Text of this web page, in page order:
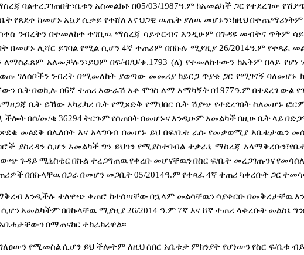
ባልተረጋገጠበት፣ቤቱን አስመልክቶ በ05/03/1987ዓ.ም ከአመልካች ጋር የተደረገው
የጸደቀ ከመሆኑ አኳያ ሲታይ የተሸለ እና ህጋዊ ዉጤት ያለዉ መሆኑን፣ከዚህ በተጨማሪነትም
ንብረትን በተመለከተ ተገቢዉ ማስረጃ ሳይቀርብና እንዲሁም በጉዳዩ መብትና ጥቅም
በመሆኑ ሊሻር ይገባል የሚል ሲሆን 4ኛ ተጠሪም በበኩሉ ሚያዚያ 26/2014ዓ.ም የተጻፈ
ለማስፈጸም አለመቻሉን፣ይህም በፍ/ብ/ህ/ቁ.1793 (ለ) የተመለከተውን ከአቅም በላይ የሆነ
ገለሰቦችን ንብረት በሚመለከት ያወጣው መመሪያ ከይርጋ ጥያቄ ጋር የሚገናኝ ባለመሆኑ
ቤት በወኪሉ በ6ኛ ተጠሪ አውራሽ አቶ ሞገስ ለማ አማካኝት በ1977ዓ.ም በተደረገ ውል
ቤት ይኸው አካራካሪ ቤት የሚጸድቅ የማህበር ቤት ሽያጭ የተደረገበት ስለመሆኑ
ችሎት በሰ/መ/ቁ 36294 ትርጉም የሰጠበትበመሆኑናእንዲሁምአመልካችበዚሁ ቤት ላይ
መፅደቅ በሌለበት እና አላግባብ በመሆኑ ይህ በፍ/ቤቱ ራሱ የመቃወሚያ አቤቱታዉን
ያስረዳን ሲሆን አመልካች ግን ይህንን የሚያስተባብል ተቃራኒ ማስረጃ
ጉዳይ ሚኒስቴር በኩል ተረጋግጠዉ የቀረቡ መሆናቸዉን በስር ፍ/ቤት መረጋገጡንና
በበኩላቸዉበጋራበመሆን መጋቢት05/2014ዓ.ምየተጻፈ4ኛ ተጠሪ ካቀረቡት ጋር
እንዲችሉ ተለዋጭ ቀጠሮ ከተሰጣቸው በኋላም መልሳቸዉን ሳያቀርቡ በመቅረታቸዉ
ሲሆን አመልካችም በበኩላቸዉ ሚያዚያ 26/2014 ዓ.ም 7ኛ እና 8ኛ ተጠሪ ላቀረቡት መልስ፤
በማጠናከር ተከራክረዋል፡፡
የሚመስል ሲሆን ይህ ችሎትም ለዚህ ሰበር አቤቱታ ምክንያት የሆነውን የስር ፍ/ቤቱ